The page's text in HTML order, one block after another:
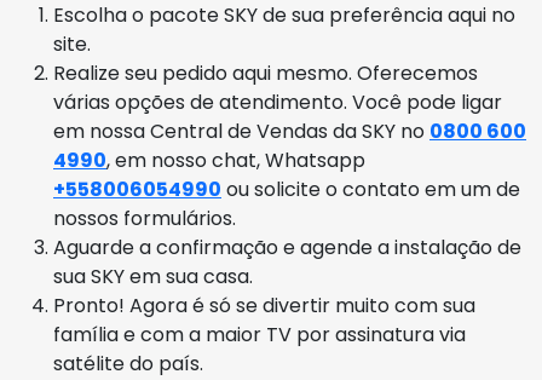
Escolha o pacote SKY de sua preferência aqui no
site.
Realize seu pedido aqui mesmo. Oferecemos
várias opções de atendimento. Você pode ligar
em nossa Central de Vendas da SKY no 0800 600
4990, em nosso chat, Whatsapp
+558006054990 ou solicite o contato em um de
nossos formulários.
Aguarde a confirmação e agende a instalação de
sua SKY em sua casa.
Pronto! Agora é só se divertir muito com sua
família e com a maior TV por assinatura via
satélite do país.